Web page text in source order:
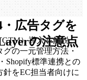
ネ ー ジ ャ ー
・ 広告タ グを
ayerの注意点
GTM）導入を解説。
の一元管理方法・
Shopify標準連携との
をEC担当者向けに